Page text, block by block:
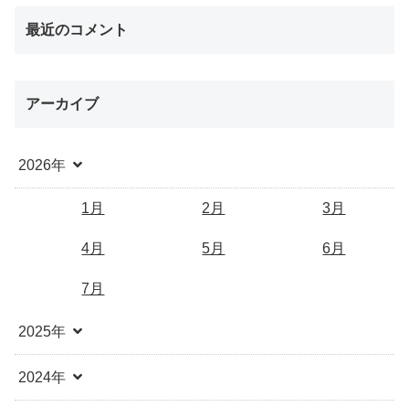
最近のコメント
アーカイブ
2026年
1月 2月 3月
4月 5月 6月
7月
2025年
2024年